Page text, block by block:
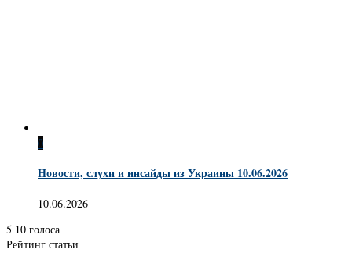
0
Новости, слухи и инсайды из Украины 10.06.2026
10.06.2026
5 10 голоса
Рейтинг статьи